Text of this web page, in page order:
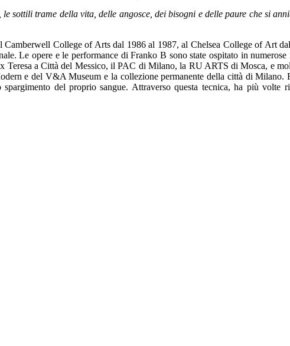
sottili trame della vita, delle angosce, dei bisogni e delle paure che si
College of Arts dal 1986 al 1987, al Chelsea College of Art
Le opere e le performance di Franko B sono state ospitato in
a Città del Messico, il PAC di Milano, la RU ARTS di Mosca, e
e del V&A Museum e la collezione permanente della città di Milano.
del proprio sangue. Attraverso questa tecnica, ha più volte